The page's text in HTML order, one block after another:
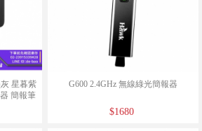
灰 星暮紫
簡報筆
G600 2.4GHz 無線綠光簡報器
$1680